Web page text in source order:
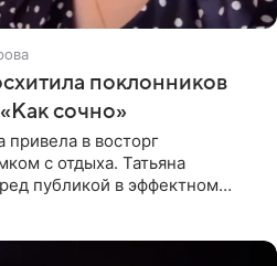
поклонников
сочно»
в восторг
с отдыха. Татьяна
публикой в эффектном